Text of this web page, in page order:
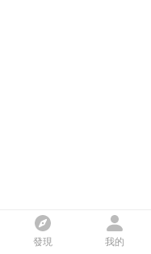
發現 我的